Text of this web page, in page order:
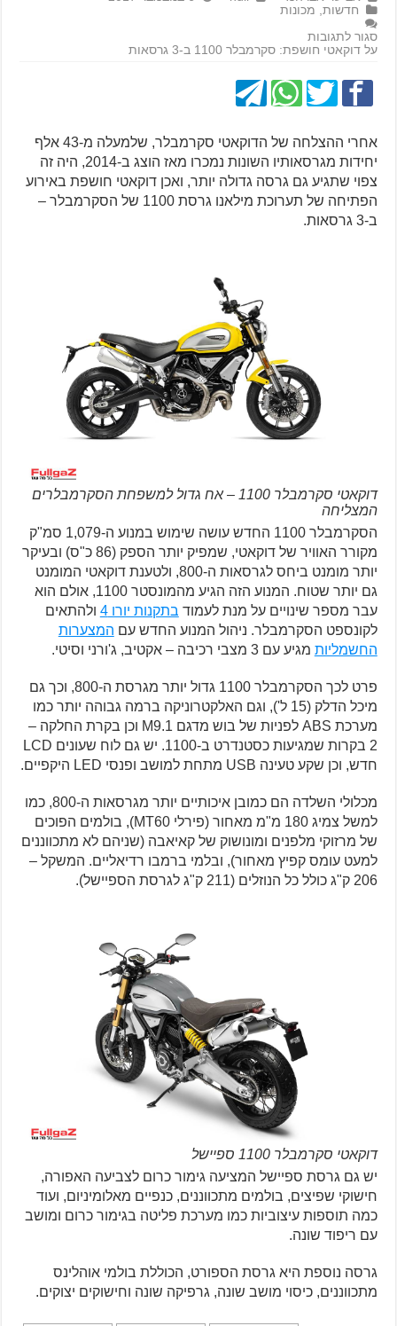
חדשות מכונות
סגור לתגובות
על דוקאטי חושפת: סקרמבלר 1100 ב-3 גרסאות
אחרי ההצלחה של הדוקאטי סקרמבלר, שלמעלה מ-43 אלף
יחידות מגרסאותיו השונות נמכרו מאז הוצג ב-2014, היה זה
צפוי שתגיע גם גרסה גדולה יותר, ואכן דוקאטי חושפת באירוע
הפתיחה של תערוכת מילאנו גרסת 1100 של הסקרמבלר –
ב-3 גרסאות.
דוקאטי סקרמבלר 1100 – אח גדול למשפחת הסקרמבלרים
המצליחה
הסקרמבלר 1100 החדש עושה שימוש במנוע ה-1,079 סמ"ק
מקורר האוויר של דוקאטי, שמפיק יותר הספק (86 כ"ס) ובעיקר
יותר מומנט ביחס לגרסאות ה-800, ולטענת דוקאטי המומנט
גם יותר שטוח. המנוע הזה הגיע מהמונסטר 1100, אולם הוא
עבר מספר שינויים על מנת לעמוד בתקנות יורו 4
ולהתאים
לקונספט הסקרמבלר. ניהול המנוע החדש עם המצערות
החשמליות מגיע עם 3 מצבי רכיבה – אקטיב, ג'ורני וסיטי.
פרט לכך הסקרמבלר 1100 גדול יותר מגרסת ה-800, וכך גם
מיכל הדלק (15 ל'), וגם האלקטרוניקה ברמה גבוהה יותר כמו
מערכת ABS לפניות של בוש מדגם M9.1 וכן בקרת החלקה –
2 בקרות שמגיעות כסטנדרט ב-1100. יש גם לוח שעונים LCD
חדש, וכן שקע טעינה USB מתחת למושב ופנסי LED היקפיים.
מכלולי השלדה הם כמובן איכותיים יותר מגרסאות ה-800, כמו
למשל צמיג 180 מ"מ מאחור (פירלי MT60), בולמים הפוכים
של מרזוקי מלפנים ומונושוק של קאיאבה (שניהם לא מתכווננים
למעט עומס קפיץ מאחור), ובלמי ברמבו רדיאליים. המשקל –
206 ק"ג כולל כל הנוזלים (211 ק"ג לגרסת הספיישל).
דוקאטי סקרמבלר 1100 ספיישל
יש גם גרסת ספיישל המציעה גימור כרום לצביעה האפורה,
חישוקי שפיצים, בולמים מתכווננים, כנפיים מאלומיניום, ועוד
כמה תוספות עיצוביות כמו מערכת פליטה בגימור כרום ומושב
עם ריפוד שונה.
גרסה נוספת היא גרסת הספורט, הכוללת בולמי אוהלינס
מתכווננים, כיסוי מושב שונה, גרפיקה שונה וחישוקים יצוקים.